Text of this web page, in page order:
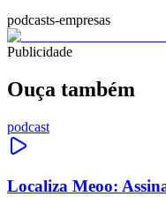
podcasts-empresas
Publicidade
Ouça também
podcast
Localiza Meoo: